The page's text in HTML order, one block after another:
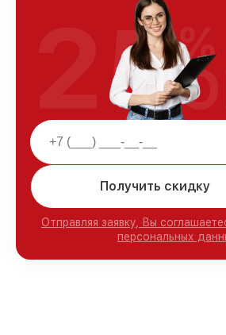
Получить скидку
Отправляя заявку, Вы
персональных
25%